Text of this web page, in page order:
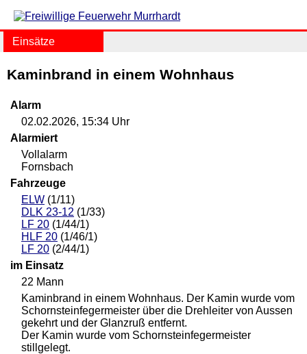
Einsätze
Kaminbrand in einem Wohnhaus
Alarm
02.02.2026, 15:34 Uhr
Alarmiert
Vollalarm
Fornsbach
Fahrzeuge
ELW (1/11)
DLK 23-12 (1/33)
LF 20 (1/44/1)
HLF 20 (1/46/1)
LF 20 (2/44/1)
im Einsatz
22 Mann
Kaminbrand in einem Wohnhaus. Der Kamin wurde vom
Schornsteinfegermeister über die Drehleiter von Aussen
gekehrt und der Glanzruß entfernt.
Der Kamin wurde vom Schornsteinfegermeister
stillgelegt.